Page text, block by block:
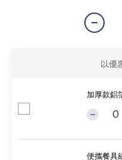
以優
加厚款鋁
便攜餐具